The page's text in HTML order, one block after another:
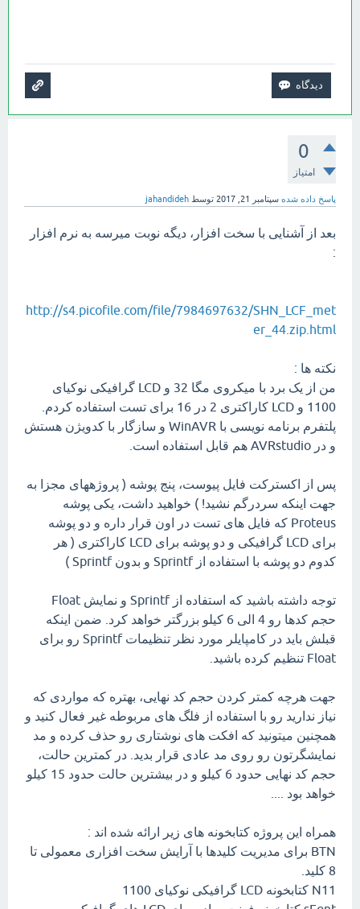
0
امتیاز
پاسخ داده شده سپتامبر 21, 2017 توسط jahandideh
بعد از آشنایی با سخت افزار، دیگه نوبت میرسه به نرم افزار
:
http://s4.picofile.com/file/7984697632/SHN_LCF_met
er_44.zip.html
نکته ها :
من از یک برد با میکروی مگا 32 و LCD گرافیکی نوکیای
1100 و LCD کاراکتری 2 در 16 برای تست استفاده کردم.
پلتفرم برنامه نویسی با WinAVR و سازگار با کدویژن هستش
و در AVRstudio هم قابل استفاده است.
پس از اکسترکت فایل پیوست، پنج پوشه ( پروژههای مجزا به
جهت اینکه سردرگم نشید! ) خواهید داشت، یکی پوشه
Proteus که فایل های تست در اون قرار داره و دو پوشه
برای LCD گرافیکی و دو پوشه برای LCD کاراکتری ( هر
کدوم دو پوشه با استفاده از Sprintf و بدون Sprintf )
توجه داشته باشید که استفاده از Sprintf و نمایش Float
حجم کدها رو 4 الی 6 کیلو بزرگتر خواهد کرد. ضمن اینکه
قبلش باید در کامپایلر مورد نظر تنظیمات Sprintf رو برای
Float تنظیم کرده باشید.
جهت هرچه کمتر کردن حجم کد نهایی، بهتره که مواردی که
نیاز ندارید رو با استفاده از فلگ های مربوطه غیر فعال کنید و
همچنین میتونید که افکت های نوشتاری رو حذف کرده و مد
نمایشگرتون رو روی مد عادی قرار بدید. در کمترین حالت،
حجم کد نهایی حدود 6 کیلو و در بیشترین حالت حدود 15 کیلو
خواهد بود ....
همراه این پروژه کتابخونه های زیر ارائه شده اند :
BTN برای مدیریت کلیدها با آرایش سخت افزاری معمولی تا
8 کلید.
N11 کتابخونه LCD گرافیکی نوکیای 1100